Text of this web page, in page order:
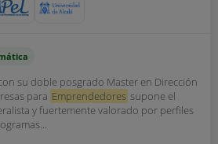
su doble posgrado Master en Dirección
para Emprendedores supone el
y fuertemente valorado por perfiles